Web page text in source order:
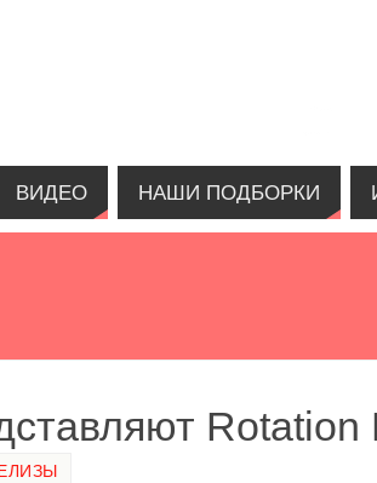
ВИДЕО НАШИ ПОДБОРКИ
Rotation